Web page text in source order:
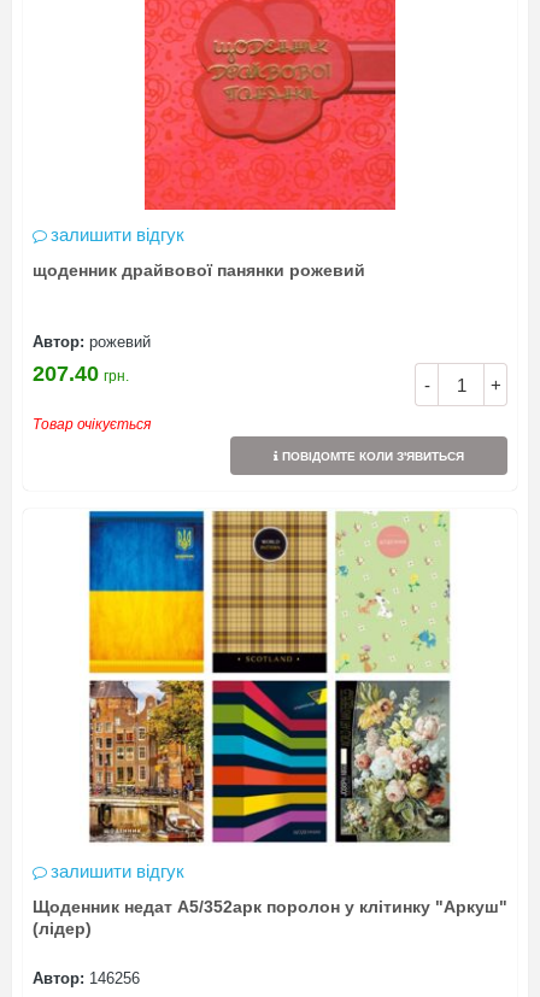
залишити відгук
щоденник драйвової панянки рожевий
Автор: рожевий
- +
207.40 грн.
Товар очікується
ПОВІДОМТЕ КОЛИ З'ЯВИТЬСЯ
залишити відгук
Щоденник недат А5/352арк поролон у клітинку "Аркуш"
(лідер)
Автор: 146256